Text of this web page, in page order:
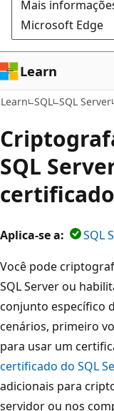
Mais
Microsoft Edge
Learn
Learn SQL SQL Server
SQL
certificado
Aplica-se a: SQL
Você pode
SQL Server ou
conjunto específico
cenários, primeiro
para usar um
certificado do SQL
adicionais para
servidor ou nos